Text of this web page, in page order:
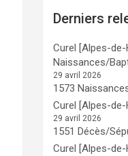
Derniers
Curel [Alpes-
Naissances/
29 avril 2026
1573
Curel [Alpes-
29 avril 2026
1551 Décès/
Curel [Alpes-